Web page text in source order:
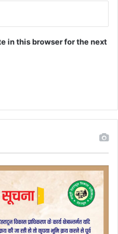
in this browser for the next